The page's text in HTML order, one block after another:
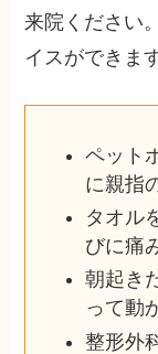
来院ください
イスができま
ペット
に親指
タオル
びに痛
朝起き
って動
整形外